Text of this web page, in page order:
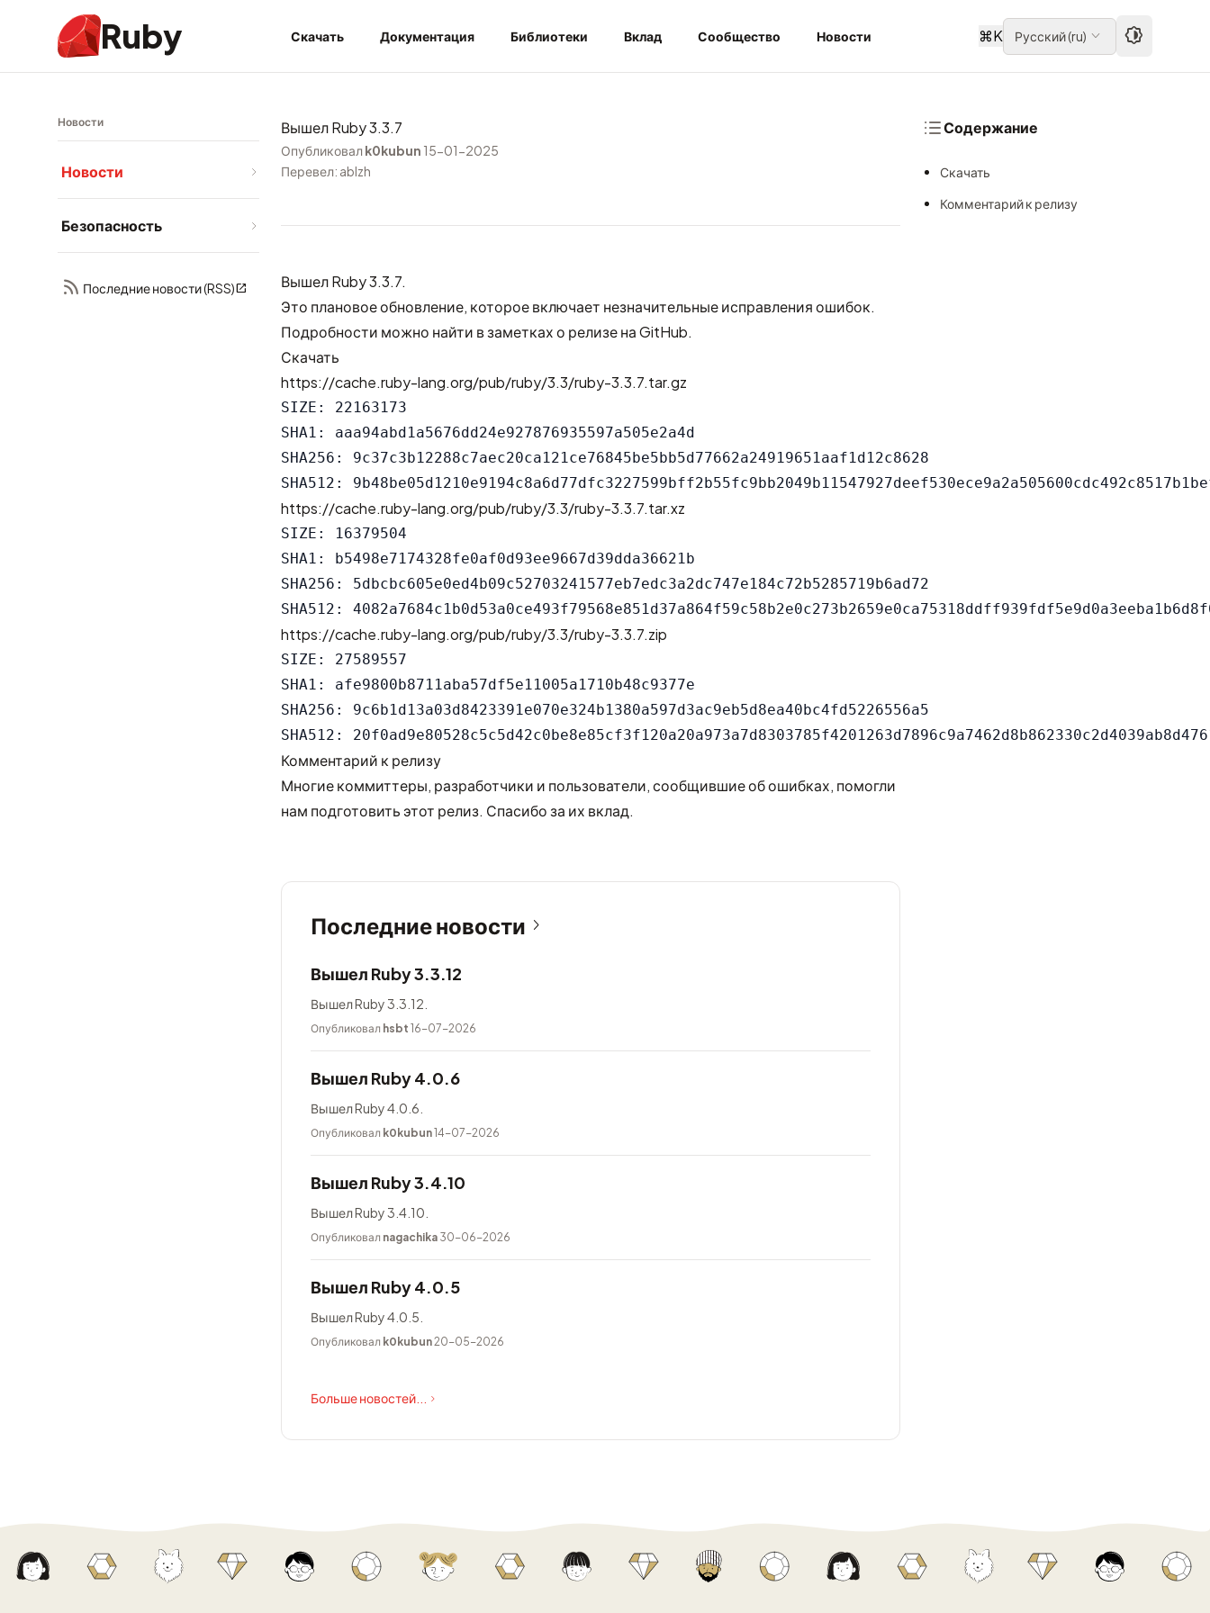
Ruby Скачать Документация Библиотеки Вклад Сообщество Новости ⌘K Русский(ru)
Новости
Новости
Безопасность
Последние новости (RSS)
Вышел Ruby 3.3.7
Опубликовалk0kubun 15-01-2025
Перевел: ablzh
Вышел Ruby 3.3.7.
Это плановое обновление, которое включает незначительные исправления ошибок.
Подробности можно найти взаметках о релизе на GitHub.
Скачать
https://cache.ruby-lang.org/pub/ruby/3.3/ruby-3.3.7.tar.gz
SIZE: 22163173
SHA1: aaa94abd1a5676dd24e927876935597a505e2a4d
SHA256: 9c37c3b12288c7aec20ca121ce76845be5bb5d77662a24919651aaf1d12c8628
https://cache.ruby-lang.org/pub/ruby/3.3/ruby-3.3.7.tar.xz
SIZE: 16379504
SHA1: b5498e7174328fe0af0d93ee9667d39dda36621b
SHA256: 5dbcbc605e0ed4b09c52703241577eb7edc3a2dc747e184c72b5285719b6ad72
https://cache.ruby-lang.org/pub/ruby/3.3/ruby-3.3.7.zip
SIZE: 27589557
SHA1: afe9800b8711aba57df5e11005a1710b48c9377e
SHA256: 9c6b1d13a03d8423391e070e324b1380a597d3ac9eb5d8ea40bc4fd5226556a5
Комментарий к релизу
Многие коммиттеры, разработчики и пользователи, сообщившие об ошибках, помогли
нам подготовить этот релиз. Спасибо за их вклад.
Последние новости
Вышел Ruby 3.3.12
Вышел Ruby 3.3.12.
Опубликовал hsbt 16-07-2026
Вышел Ruby 4.0.6
Вышел Ruby 4.0.6.
Опубликовал k0kubun14-07-2026
Вышел Ruby 3.4.10
Вышел Ruby 3.4.10.
Опубликовал nagachika 30-06-2026
Вышел Ruby 4.0.5
Вышел Ruby 4.0.5.
Опубликовал k0kubun20-05-2026
Больше новостей...
Содержание
Скачать
Комментарий к релизу